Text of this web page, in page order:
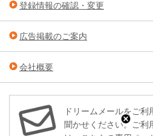
登録情報の確認・変更
広告掲載のご案内
会社概要
ドリームメールをご
聞かせください。ご利